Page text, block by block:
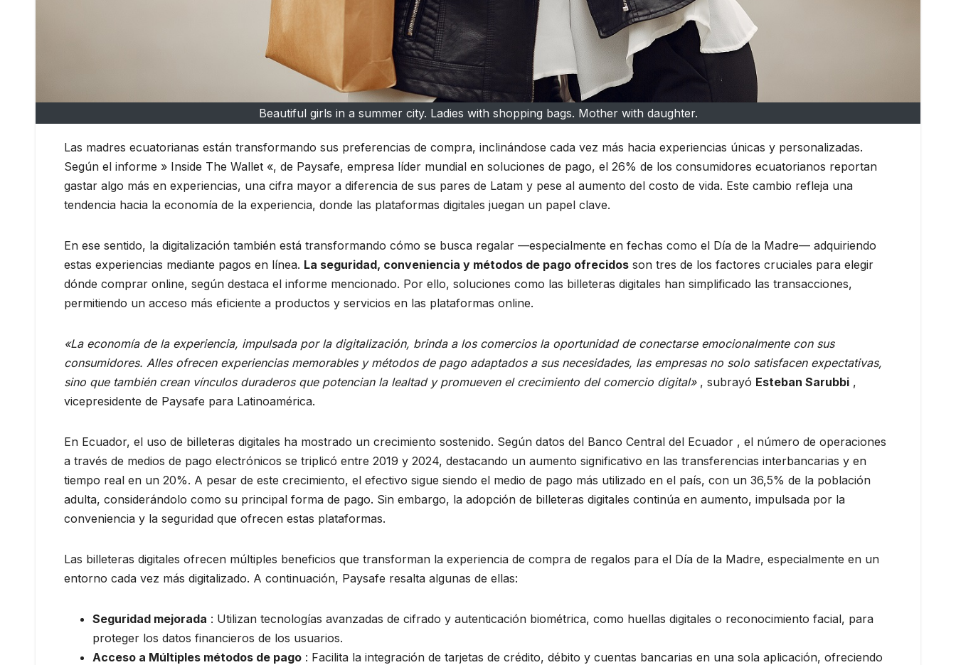
Beautiful girls in a summer city. Ladies with shopping bags. Mother with daughter.
Las madres ecuatorianas están transformando sus preferencias de compra, inclinándose cada vez más hacia experiencias únicas y personalizadas.
Según el informe » Inside The Wallet «, de Paysafe, empresa líder mundial en soluciones de pago, el 26% de los consumidores ecuatorianos reportan
gastar algo más en experiencias, una cifra mayor a diferencia de sus pares de Latam y pese al aumento del costo de vida. Este cambio refleja una
tendencia hacia la economía de la experiencia, donde las plataformas digitales juegan un papel clave.
En ese sentido, la digitalización también está transformando cómo se busca regalar —especialmente en fechas como el Día de la Madre— adquiriendo
estas experiencias mediante pagos en línea. La seguridad, conveniencia y métodos de pago ofrecidos son tres de los factores cruciales para elegir
dónde comprar online, según destaca el informe mencionado. Por ello, soluciones como las billeteras digitales han simplificado las transacciones,
permitiendo un acceso más eficiente a productos y servicios en las plataformas online.
«La economía de la experiencia, impulsada por la digitalización, brinda a los comercios la oportunidad de conectarse emocionalmente con sus
consumidores. Alles ofrecen experiencias memorables y métodos de pago adaptados a sus necesidades, las empresas no solo satisfacen expectativas,
sino que también crean vínculos duraderos que potencian la lealtad y promueven el crecimiento del comercio digital», subrayó Esteban Sarubbi ,
vicepresidente de Paysafe para Latinoamérica.
En Ecuador, el uso de billeteras digitales ha mostrado un crecimiento sostenido. Según datos del Banco Central del Ecuador , el número de operaciones
a través de medios de pago electrónicos se triplicó entre 2019 y 2024, destacando un aumento significativo en las transferencias interbancarias y en
tiempo real en un 20%. A pesar de este crecimiento, el efectivo sigue siendo el medio de pago más utilizado en el país, con un 36,5% de la población
adulta, considerándolo como su principal forma de pago. Sin embargo, la adopción de billeteras digitales continúa en aumento, impulsada por la
conveniencia y la seguridad que ofrecen estas plataformas.
Las billeteras digitales ofrecen múltiples beneficios que transforman la experiencia de compra de regalos para el Día de la Madre, especialmente en un
entorno cada vez más digitalizado. A continuación, Paysafe resalta algunas de ellas:
Seguridad mejorada : Utilizan tecnologías avanzadas de cifrado y autenticación biométrica, como huellas digitales o reconocimiento facial, para
proteger los datos financieros de los usuarios.
Acceso a Múltiples métodos de pago : Facilita la integración de tarjetas de crédito, débito y cuentas bancarias en una sola aplicación, ofreciendo